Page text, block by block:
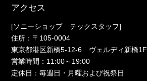
アクセス
[ソニーショップ テックスタッフ]
住所：〒105-0004
東京都港区新橋5-12-6 ヴェルディ新橋1F
営業時間：11:00～19:00
定休日：毎週日・月曜および祝祭日